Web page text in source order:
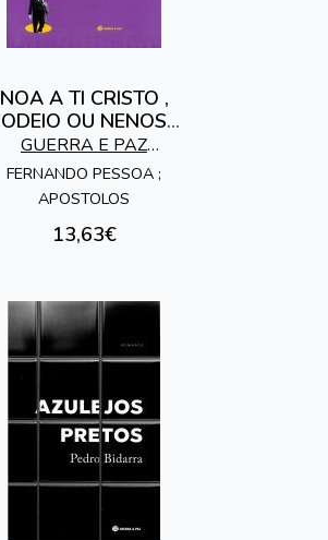
NOA A TI CRISTO ,
ODEIO OU NENOS
PREZO . UM DEUS A
MAIS
GUERRA E PAZ
EDITORES
FERNANDO PESSOA ;
APOSTOLOS
13,63€